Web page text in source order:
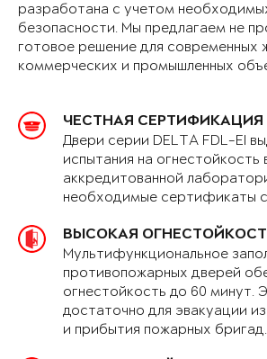
разработана с учетом
безопасности. Мы предлагаем не
готовое решение для современных
коммерческих и промышленных
ЧЕСТНАЯ СЕРТИФИКАЦИЯ
Двери серии DELTA FDL-EI
испытания на огнестойкость
аккредитованной
необходимые сертификаты
ВЫСОКАЯ
Мультифункциональное
противопожарных дверей
огнестойкость до 60 минут.
достаточно для эвакуации
и прибытия пожарных бригад.